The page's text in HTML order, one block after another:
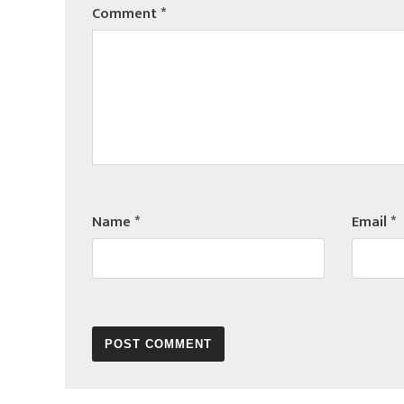
Comment*
Name* Email*